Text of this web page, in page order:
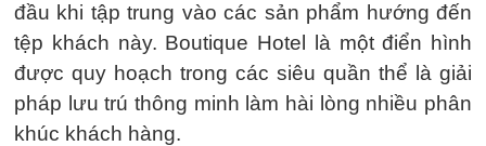
đầu khi tập trung vào các sản phẩm hướng đến
tệp khách này. Boutique Hotel là một điển hình
được quy hoạch trong các siêu quần thể là giải
pháp lưu trú thông minh làm hài lòng nhiều phân
khúc khách hàng.